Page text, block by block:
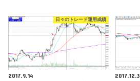
日々のトレード運用成績
2017.9.14
2017.12.3